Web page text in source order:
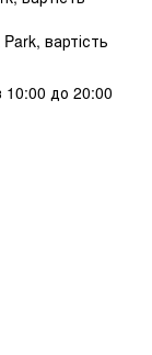
вартість
10:00 до 20:00